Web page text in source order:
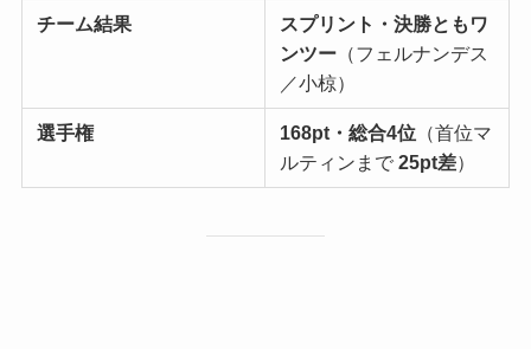
チーム結果
スプリント・決勝ともワ
ンツー（フェルナンデス
／小椋）
選手権 168pt・総合4位（首位マ
ルティンまで 25pt差）